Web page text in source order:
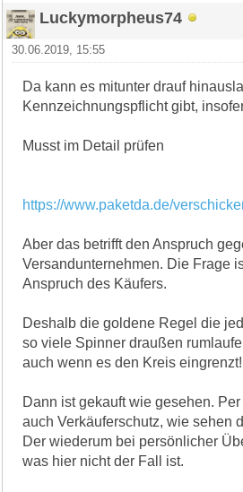
Luckymorpheus74
30.06.2019, 15:55
Da kann es mitunter drauf
Kennzeichnungspflicht gibt,
Musst im Detail prüfen
https://www.paketda.de/
Aber das betrifft den Anspruch
Versandunternehmen. Die Frage
Anspruch des Käufers.
Deshalb die goldene Regel die
so viele Spinner draußen
auch wenn es den Kreis eingrenzt!
Dann ist gekauft wie gesehen.
auch Verkäuferschutz, wie sehen
Der wiederum bei persönlicher
was hier nicht der Fall ist.